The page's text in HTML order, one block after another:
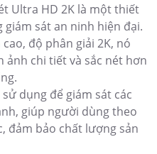
Ultra HD 2K là một thiết
sát an ninh hiện đại.
độ phân giải 2K, nó
ảnh chi tiết và sắc nét hơn
dụng để giám sát các
giúp người dùng theo
đảm bảo chất lượng sản